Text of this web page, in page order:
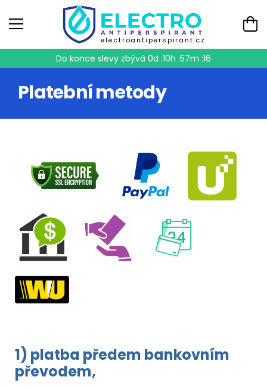
electroantiperspirant.cz
Do konce slevy zbývá 0d :10h :57m :16
Platební metody
1) platba předem bankovním
převodem,